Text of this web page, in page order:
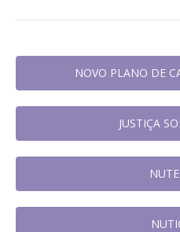
NOVO PLANO DE
JUSTIÇA